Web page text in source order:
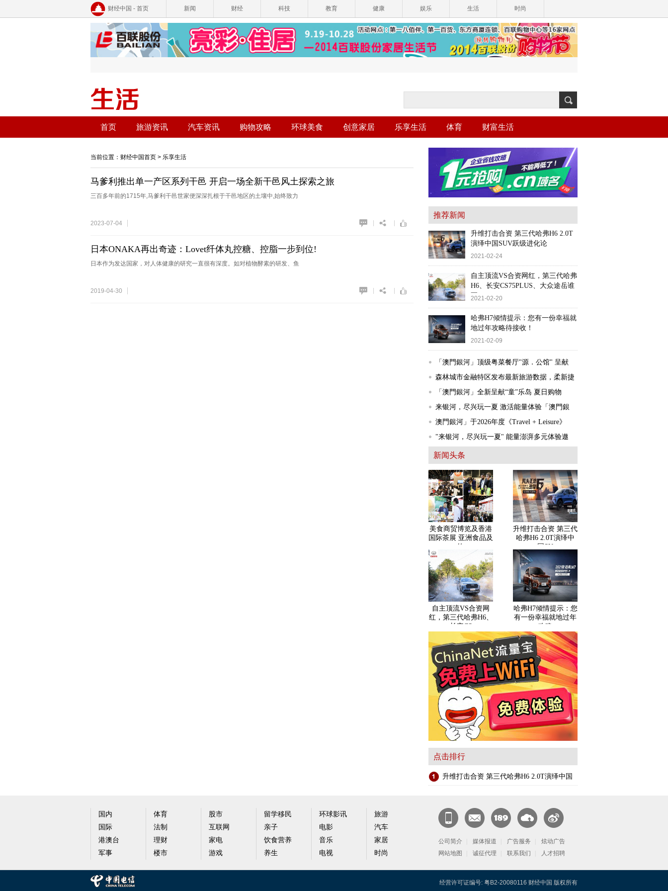
财经中国 - 首页 新闻 财经 科技 教育 健康 娱乐 生活 时尚
首页 旅游资讯 汽车资讯 购物攻略 环球美食 创意家居 乐享生活 体育 财富生活
当前位置： 财经中国首页 > 乐享生活
马爹利推出单一产区系列干邑 开启一场全新干邑风土探索之旅
三百多年前的1715年,马爹利干邑世家便深深扎根于干邑地区的土壤中,始终致力
2023-07-04
日本ONAKA再出奇迹：Lovet纤体丸控糖、控脂一步到位!
日本作为发达国家，对人体健康的研究一直很有深度。如对植物酵素的研发、鱼
2019-04-30
推荐新闻
升维打击合资 第三代哈弗H6 2.0T
演绎中国SUV跃级进化论
2021-02-24
自主顶流VS合资网红，第三代哈弗
H6、长安CS75PLUS、大众途岳谁
更
2021-02-20
哈弗H7倾情提示：您有一份幸福就
地过年攻略待接收！
2021-02-09
「澳門銀河」顶级粤菜餐厅"源．公馆" 呈献
森林城市金融特区发布最新旅游数据，柔新捷
「澳門銀河」全新呈献“童”乐岛 夏日购物
来银河，尽兴玩一夏 激活能量体验「澳門銀
澳門銀河」于2026年度《Travel + Leisure》
"来银河，尽兴玩一夏" 能量澎湃多元体验遨
新闻头条
美食商贸博览及香港
国际茶展 亚洲食品及
饮
升维打击合资 第三代
哈弗H6 2.0T演绎中
国SU
自主顶流VS合资网
红，第三代哈弗H6、
长安CS
哈弗H7倾情提示：您
有一份幸福就地过年
攻略
点击排行
升维打击合资 第三代哈弗H6 2.0T演绎中国
国内
国际
港澳台
军事
体育
法制
理财
楼市
股市
互联网
家电
游戏
留学移民
亲子
饮食营养
养生
环球影讯
电影
音乐
电视
旅游
汽车
家居
时尚
户端
箱
博
公司简介 媒体报道 广告服务
炫动广告
网站地图
诚征代理 联系我们 人才招聘
经营许可证编号: 粤B2-20080116 财经中国 版权所有